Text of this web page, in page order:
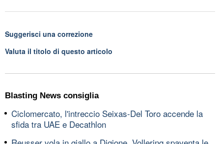
Suggerisci una correzione
Valuta il titolo di questo articolo
Blasting News consiglia
Ciclomercato, l'intreccio Seixas-Del Toro accende la
sfida tra UAE e Decathlon